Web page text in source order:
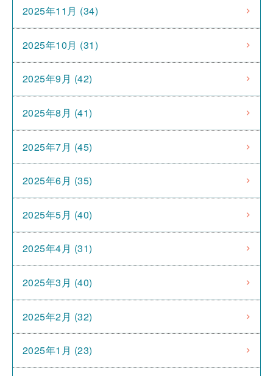
2025年11月 (34)
2025年10月 (31)
2025年9月 (42)
2025年8月 (41)
2025年7月 (45)
2025年6月 (35)
2025年5月 (40)
2025年4月 (31)
2025年3月 (40)
2025年2月 (32)
2025年1月 (23)